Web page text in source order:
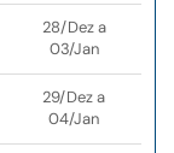
28/Dez a
03/Jan
29/Dez a
04/Jan